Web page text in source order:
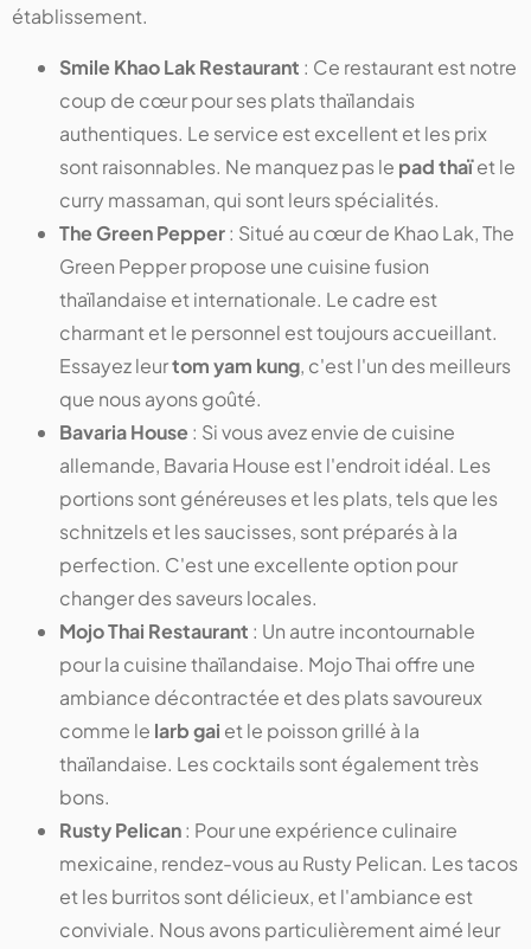
établissement.
Smile Khao Lak Restaurant : Ce restaurant est notre
coup de cœur pour ses plats thaïlandais
authentiques. Le service est excellent et les prix
sont raisonnables. Ne manquez pas le pad thaïet le
curry massaman, qui sont leurs spécialités.
The Green Pepper: Situé au cœur de Khao Lak, The
Green Pepper propose une cuisine fusion
thaïlandaise et internationale. Le cadre est
charmant et le personnel est toujours accueillant.
Essayez leurtom yam kung, c'est l'un des meilleurs
que nous ayons goûté.
Bavaria House: Si vous avez envie de cuisine
allemande, Bavaria House est l'endroit idéal. Les
portions sont généreuses et les plats, tels que les
schnitzels et les saucisses, sont préparés à la
perfection. C'est une excellente option pour
changer des saveurs locales.
Mojo Thai Restaurant : Un autre incontournable
pour la cuisine thaïlandaise. Mojo Thai offre une
ambiance décontractée et des plats savoureux
comme le larb gai et le poisson grillé à la
thaïlandaise. Les cocktails sont également très
bons.
Rusty Pelican: Pour une expérience culinaire
mexicaine, rendez-vous au Rusty Pelican. Les tacos
et les burritos sont délicieux, et l'ambiance est
conviviale. Nous avons particulièrement aimé leur